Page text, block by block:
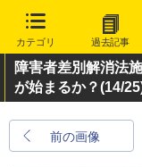
カテゴリ 過去記事
障害者差別解消法
が始まるか？(14/
前の画像